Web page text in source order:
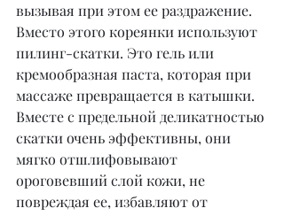
вызывая при этом ее раздражение.
Вместо этого кореянки используют
пилинг-скатки. Это гель или
кремообразная паста, которая при
массаже превращается в катышки.
Вместе с предельной деликатностью
скатки очень эффективны, они
мягко отшлифовывают
ороговевший слой кожи, не
повреждая ее, избавляют от